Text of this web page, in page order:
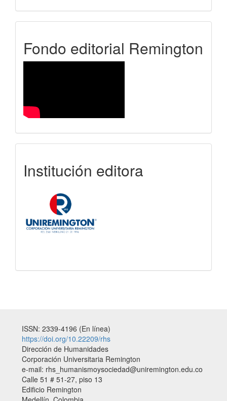
Fondo editorial Remington
Institución editora
ISSN: 2339-4196 (En línea)
https://doi.org/10.22209/rhs
Dirección de Humanidades
Corporación Universitaria Remington
e-mail: rhs_humanismoysociedad@uniremington.edu.co
Calle 51 # 51-27, piso 13
Edificio Remington